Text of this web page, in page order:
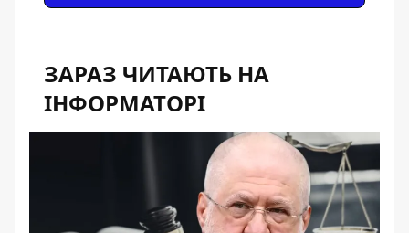
ЗАРАЗ ЧИТАЮТЬ НА
ІНФОРМАТОРІ